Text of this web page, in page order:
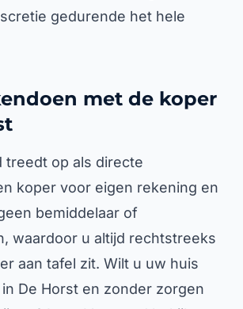
gedurende het hele
met de koper
treedt op als directe
koper voor eigen rekening en
bemiddelaar of
waardoor u altijd rechtstreeks
aan tafel zit. Wilt u uw huis
De Horst en zonder zorgen